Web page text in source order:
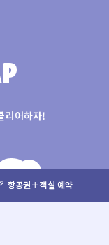
리어하자!
항공권＋객실 예약